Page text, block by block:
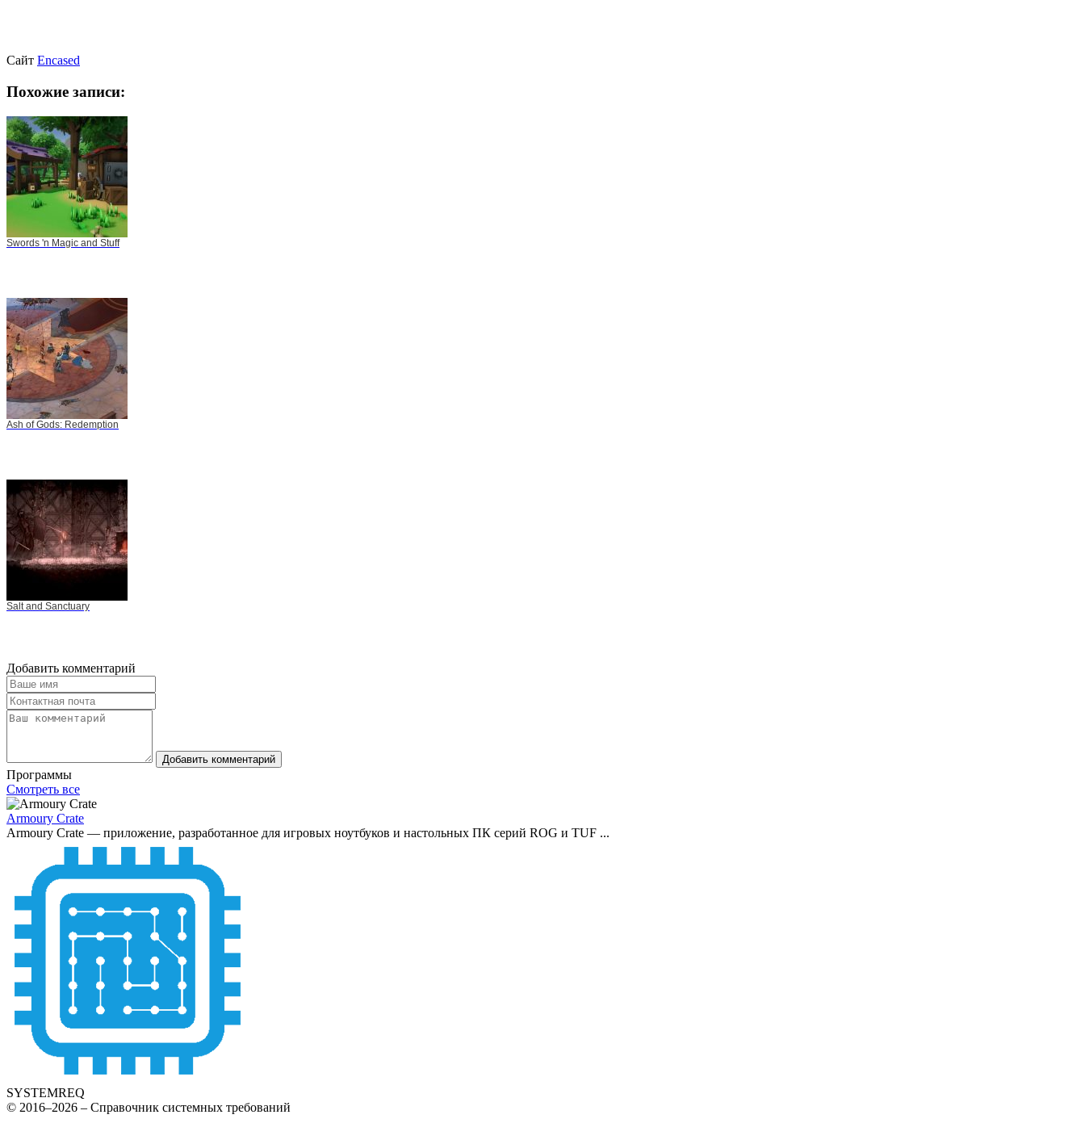
Сайт Encased
Похожие записи:
Swords 'n Magic and Stuff
Ash of Gods: Redemption
Salt and Sanctuary
Добавить комментарий
Добавить комментарий
Программы
Смотреть все
Armoury Crate
Armoury Crate — приложение, разработанное для игровых ноутбуков и настольных ПК серий ROG и TUF ...
SYSTEMREQ
© 2016–2026 – Справочник системных требований